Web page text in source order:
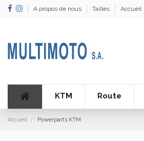
A propos de nous Tailles Accueil
KTM Route
Accueil Powerparts KTM